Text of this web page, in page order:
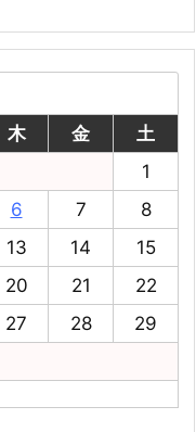
木 金
土
1
6 7
8
13 14
15
20 21
22
27 28
29